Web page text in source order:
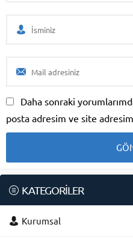
Daha sonraki
posta adresim ve site
KATEGORİLER
Kurumsal